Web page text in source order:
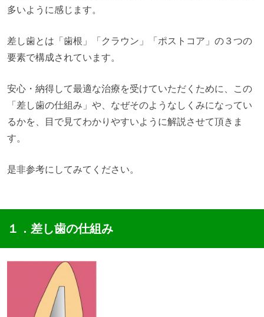
多いように感じます。
差し歯とは「歯根」「クラウン」「ポストコア」の３つの
要素で構成されています。
安心・納得して最適な治療を受けていただくために、この
「差し歯の仕組み」や、なぜそのようなしくみになってい
るかを、目で見てわかりやすいように解説させて頂きま
す。
是非参考にしてみてください。
１．差し歯の仕組み